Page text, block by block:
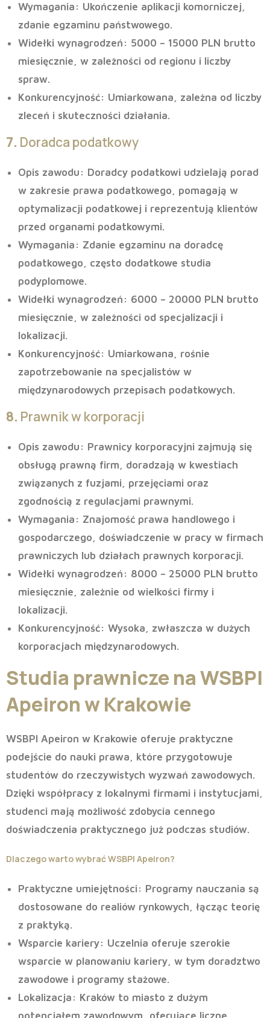
Wymagania : Ukończenie aplikacji komorniczej,
zdanie egzaminu państwowego.
Widełki wynagrodzeń : 5000 – 15000 PLN brutto
miesięcznie, w zależności od regionu i liczby
spraw.
Konkurencyjność: Umiarkowana, zależna od liczby
zleceń i skuteczności działania.
7. Doradca podatkowy
Opis zawodu : Doradcy podatkowi udzielają porad
w zakresie prawa podatkowego, pomagają w
optymalizacji podatkowej i reprezentują klientów
przed organami podatkowymi.
Wymagania : Zdanie egzaminu na doradcę
podatkowego, często dodatkowe studia
podyplomowe.
Widełki wynagrodzeń : 6000 – 20000 PLN brutto
miesięcznie, w zależności od specjalizacji i
lokalizacji.
Konkurencyjność: Umiarkowana, rośnie
zapotrzebowanie na specjalistów w
międzynarodowych przepisach podatkowych.
8. Prawnik w korporacji
Opis zawodu : Prawnicy korporacyjni zajmują się
obsługą prawną firm, doradzają w kwestiach
związanych z fuzjami, przejęciami oraz
zgodnością z regulacjami prawnymi.
Wymagania : Znajomość prawa handlowego i
gospodarczego, doświadczenie w pracy w firmach
prawniczych lub działach prawnych korporacji.
Widełki wynagrodzeń : 8000 – 25000 PLN brutto
miesięcznie, zależnie od wielkości firmy i
lokalizacji.
Konkurencyjność: Wysoka, zwłaszcza w dużych
korporacjach międzynarodowych.
Studia prawnicze na WSBPI
Apeiron w Krakowie
WSBPI Apeiron w Krakowie oferuje praktyczne
podejście do nauki prawa, które przygotowuje
studentów do rzeczywistych wyzwań zawodowych.
Dzięki współpracy z lokalnymi firmami i instytucjami,
studenci mają możliwość zdobycia cennego
doświadczenia praktycznego już podczas studiów.
Dlaczego warto wybrać WSBPI Apeiron?
Praktyczne umiejętności : Programy nauczania są
dostosowane do realiów rynkowych, łącząc teorię
z praktyką.
Wsparcie kariery: Uczelnia oferuje szerokie
wsparcie w planowaniu kariery, w tym doradztwo
zawodowe i programy stażowe.
Lokalizacja : Kraków to miasto z dużym
potencjałem zawodowym, oferujące liczne